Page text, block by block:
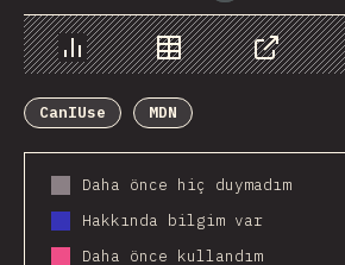
Chart Data Share
CanIUse
MDN
Daha önce hiç duymadım
Hakkında bilgim var
Daha önce kullandım